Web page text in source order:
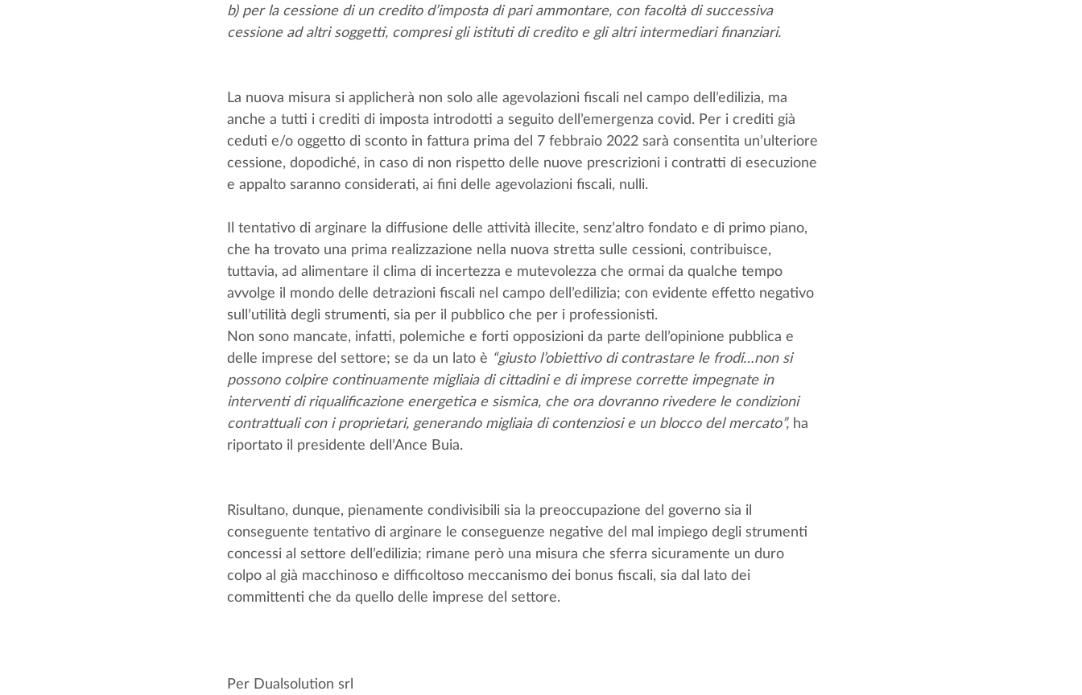
b) per la cessione di un credito d’imposta di pari ammontare, con facoltà di successiva
cessione ad altri soggetti, compresi gli istituti di credito e gli altri intermediari finanziari.
La nuova misura si applicherà non solo alle agevolazioni fiscali nel campo dell’edilizia, ma
anche a tutti i crediti di imposta introdotti a seguito dell’emergenza covid. Per i crediti già
ceduti e/o oggetto di sconto in fattura prima del 7 febbraio 2022 sarà consentita un’ulteriore
cessione, dopodiché, in caso di non rispetto delle nuove prescrizioni i contratti di esecuzione
e appalto saranno considerati, ai fini delle agevolazioni fiscali, nulli.
Il tentativo di arginare la diffusione delle attività illecite, senz’altro fondato e di primo piano,
che ha trovato una prima realizzazione nella nuova stretta sulle cessioni, contribuisce,
tuttavia, ad alimentare il clima di incertezza e mutevolezza che ormai da qualche tempo
avvolge il mondo delle detrazioni fiscali nel campo dell’edilizia; con evidente effetto negativo
sull’utilità degli strumenti, sia per il pubblico che per i professionisti.
Non sono mancate, infatti, polemiche e forti opposizioni da parte dell’opinione pubblica e
delle imprese del settore; se da un lato è “giusto l’obiettivo di contrastare le frodi…non si
possono colpire continuamente migliaia di cittadini e di imprese corrette impegnate in
interventi di riqualificazione energetica e sismica, che ora dovranno rivedere le condizioni
contrattuali con i proprietari, generando migliaia di contenziosi e un blocco del mercato”, ha
riportato il presidente dell’Ance Buia.
Risultano, dunque, pienamente condivisibili sia la preoccupazione del governo sia il
conseguente tentativo di arginare le conseguenze negative del mal impiego degli strumenti
concessi al settore dell’edilizia; rimane però una misura che sferra sicuramente un duro
colpo al già macchinoso e difficoltoso meccanismo dei bonus fiscali, sia dal lato dei
committenti che da quello delle imprese del settore.
Per Dualsolution srl